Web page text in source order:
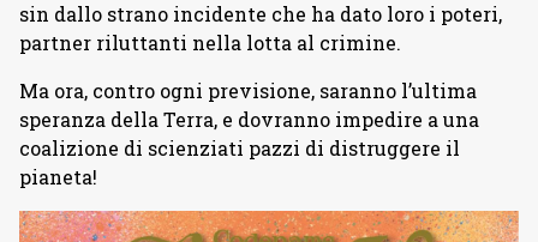
sin dallo strano incidente che ha dato loro i poteri,
partner riluttanti nella lotta al crimine.
Ma ora, contro ogni previsione, saranno l’ultima
speranza della Terra, e dovranno impedire a una
coalizione di scienziati pazzi di distruggere il
pianeta!